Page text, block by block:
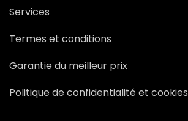
Services
Termes et conditions
Garantie du meilleur prix
Politique de confidentialité et cookies